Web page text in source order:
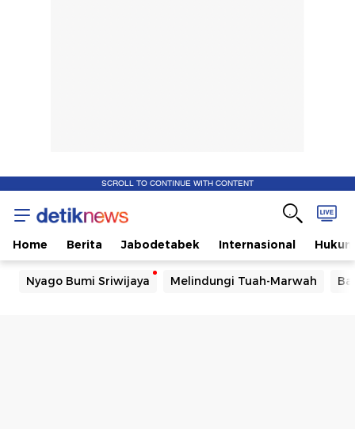
SCROLL TO CONTINUE WITH CONTENT
Home Berita Jabodetabek Internasional Hukum
Nyago Bumi Sriwijaya Melindungi Tuah-Marwah